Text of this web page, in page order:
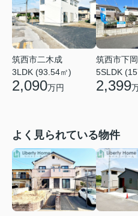
筑西市二木成
3LDK (93.54㎡)
2,090万円
筑西市下
5SLDK
2,399
よく見られている物件